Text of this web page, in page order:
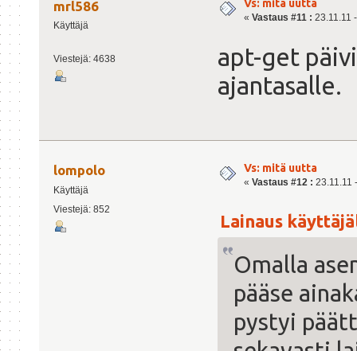
mrl586
Käyttäjä
Viestejä: 4638
Vs: mitä uutta
« Vastaus #11 : 23.11.11
apt-get
ajantasalle.
lompolo
Käyttäjä
Viestejä: 852
Vs: mitä uutta
« Vastaus #12 : 23.11.11
Lainaus
Omalla
pääse
pystyi